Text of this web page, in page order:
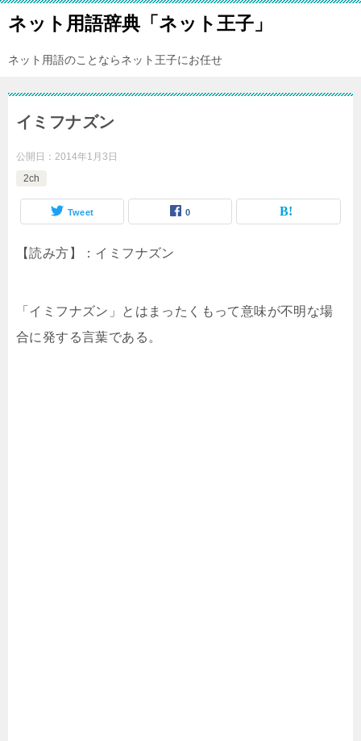
ネット用語辞典「ネット王子」
ネット用語のことならネット王子にお任せ
イミフナズン
公開日： 2014年1月3日
2ch
Tweet 0
【読み方】：イミフナズン
「イミフナズン」とはまったくもって意味が不明な場
合に発する言葉である。